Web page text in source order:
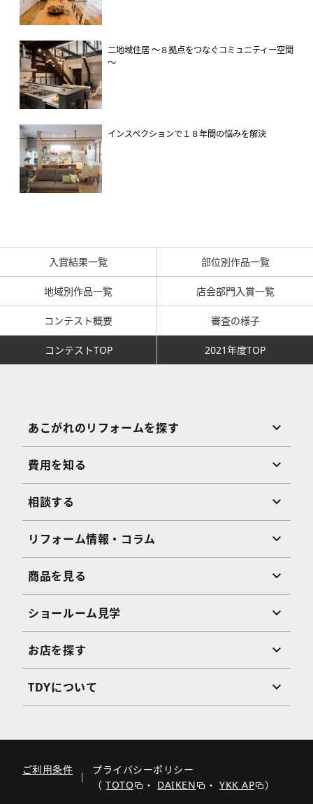
入賞結果一覧 部位別作品一覧
地域別作品一覧 店会部門入賞一覧
コンテスト概要 審査の様子
コンテストTOP 2021年度TOP
二地域住居 ～８拠点をつなぐコミュニティー空間
～
インスペクションで１８年間の悩みを解決
あこがれのリフォームを探す
費用を知る
相談する
リフォーム情報・コラム
商品を見る
ショールーム見学
お店を探す
TDYについて
ご利用条件
プライバシーポリシー
（TOTO ・ DAIKEN ・YKK AP ）